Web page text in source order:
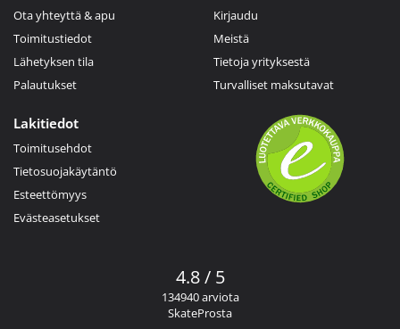
Ota yhteyttä & apu
Toimitustiedot
Lähetyksen tila
Palautukset
Kirjaudu
Meistä
Tietoja yrityksestä
Turvalliset maksutavat
Lakitiedot
Toimitusehdot
Tietosuojakäytäntö
Esteettömyys
Evästeasetukset
4.8 / 5
134940 arviota
SkateProsta